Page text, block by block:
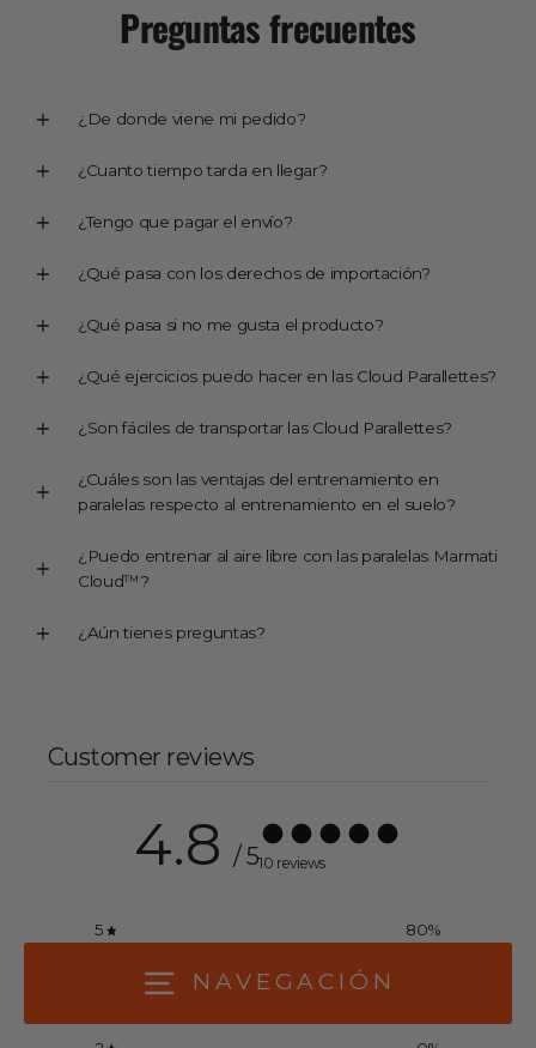
NAVEGACIÓN
Preguntas frecuentes
¿De donde viene mi pedido?
¿Cuanto tiempo tarda en llegar?
¿Tengo que pagar el envío?
¿Qué pasa con los derechos de importación?
¿Qué pasa si no me gusta el producto?
¿Qué ejercicios puedo hacer en las Cloud Parallettes?
¿Son fáciles de transportar las Cloud Parallettes?
¿Cuáles son las ventajas del entrenamiento en
paralelas respecto al entrenamiento en el suelo?
¿Puedo entrenar al aire libre con las paralelas Marmati
Cloud™?
¿Aún tienes preguntas?
Customer reviews
4.8 / 510 reviews
5 80%